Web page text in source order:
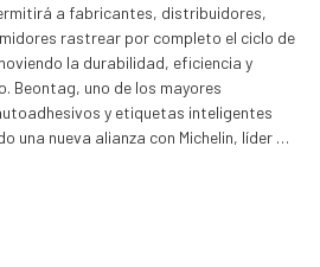
a fabricantes, distribuidores,
rastrear por completo el ciclo de
la durabilidad, eficiencia y
Beontag, uno de los mayores
y etiquetas inteligentes
una nueva alianza con Michelin, líder …